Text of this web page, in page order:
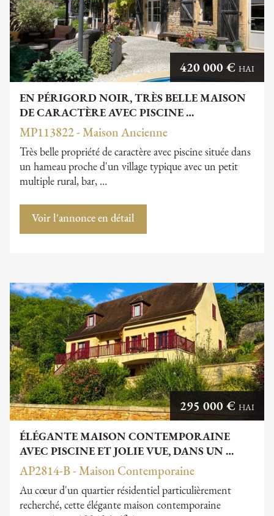
EN PÉRIGORD NOIR, TRÈS BELLE MAISON
DE CARACTÈRE AVEC PISCINE …
420 000 € HAI
MP113822 - Maison Ancienne
Très belle propriété de caractère avec piscine située dans
un hameau proche d'un village typique avec un petit
multiple rural, bar, …
Voir l'annonce en détail
ÉLÉGANTE MAISON CONTEMPORAINE
AVEC PISCINE ET JOLIE VUE, DANS UN …
295 000 € HAI
AP2814-B - Maison Contemporaine
Au cœur d'un quartier résidentiel particulièrement
recherché, cette élégante maison contemporaine